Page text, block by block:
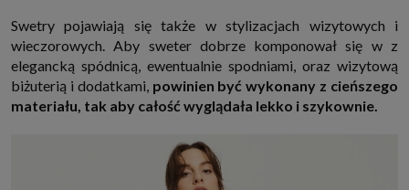
Swetry pojawiają się także w stylizacjach wizytowych i
wieczorowych. Aby sweter dobrze komponował się w z
elegancką spódnicą, ewentualnie spodniami, oraz wizytową
biżuterią i dodatkami, powinien być wykonany z cieńszego
materiału, tak aby całość wyglądała lekko i szykownie.